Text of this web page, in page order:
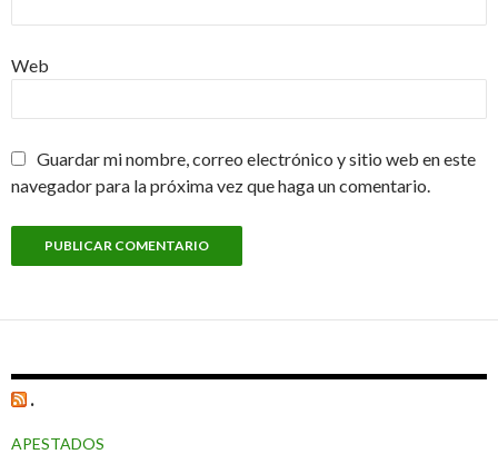
Web
Guardar mi nombre, correo electrónico y sitio web en este
navegador para la próxima vez que haga un comentario.
.
APESTADOS